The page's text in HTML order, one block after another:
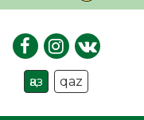
қаз qaz